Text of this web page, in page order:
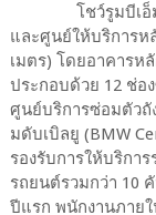
โชว์รูมบีเอ็มดับ
และศูนย์ให้บริการห
เมตร) โดยอาคารห
ประกอบด้วย 12 ช่อ
ศูนย์บริการซ่อมตัวถั
มดับเบิลยู (BMW
รองรับการให้บริกา
รถยนต์รวมกว่า 10
ปีแรก พนักงานภาย